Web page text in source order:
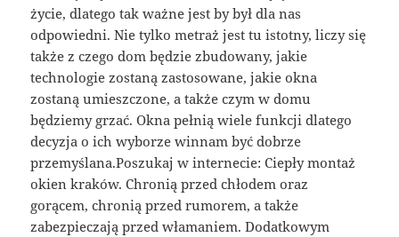
życie, dlatego tak ważne jest by był dla nas
odpowiedni. Nie tylko metraż jest tu istotny, liczy się
także z czego dom będzie zbudowany, jakie
technologie zostaną zastosowane, jakie okna
zostaną umieszczone, a także czym w domu
będziemy grzać. Okna pełnią wiele funkcji dlatego
decyzja o ich wyborze winnam być dobrze
przemyślana.Poszukaj w internecie: Ciepły montaż
okien kraków. Chronią przed chłodem oraz
gorącem, chronią przed rumorem, a także
zabezpieczają przed włamaniem. Dodatkowym